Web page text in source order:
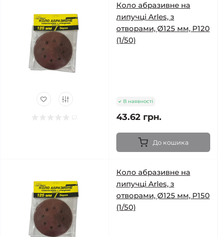
Коло абразивне на
липучці Arles, з
отворами, Ø125 мм, Р120
(1/50)
В наявності
43.62 грн.
До кошика
Коло абразивне на
липучці Arles, з
отворами, Ø125 мм, Р150
(1/50)